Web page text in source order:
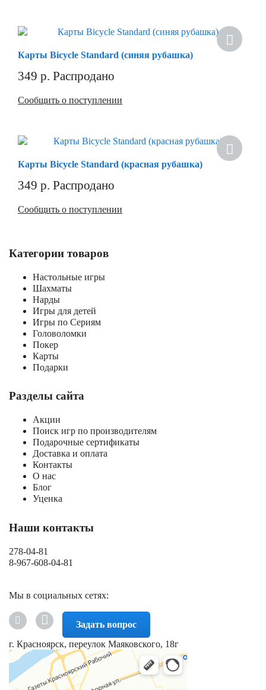
Карты Bicycle Standard (синяя рубашка)
349 р. Распродано
Сообщить о поступлении
Карты Bicycle Standard (красная рубашка)
349 р. Распродано
Сообщить о поступлении
Категории товаров
Настольные игры
Шахматы
Нарды
Игры для детей
Игры по Сериям
Головоломки
Покер
Карты
Подарки
Разделы сайта
Акции
Поиск игр по производителям
Подарочные сертификаты
Доставка и оплата
Контакты
О нас
Блог
Уценка
Наши контакты
278-04-81
8-967-608-04-81
Мы в социальных сетях:
Задать вопрос
г. Красноярск, переулок Маяковского, 18г